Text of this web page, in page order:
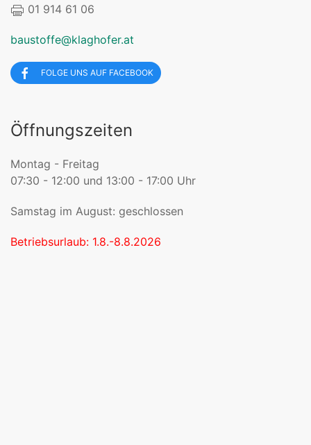
01 914 61 06
baustoffe@klaghofer.at
FOLGE UNS AUF FACEBOOK
Öffnungszeiten
Montag - Freitag
07:30 - 12:00 und 13:00 - 17:00 Uhr
Samstag im August: geschlossen
Betriebsurlaub: 1.8.-8.8.2026